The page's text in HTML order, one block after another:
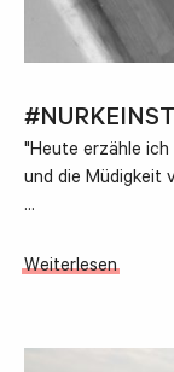
"Heute erzähle ich
und die Müdigkeit
…
Weiterlesen